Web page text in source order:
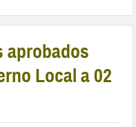
aprobados
Local a 02